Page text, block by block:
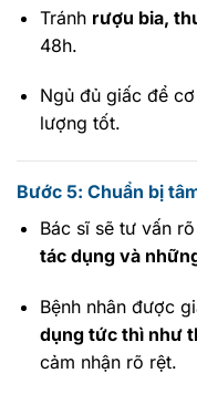
Tránh rượu bia,
48h.
Ngủ đủ giấc để
lượng tốt.
Bước 5: Chuẩn bị
Bác sĩ sẽ tư vấn
tác dụng và
Bệnh nhân được
dụng tức thì như
cảm nhận rõ rệt.